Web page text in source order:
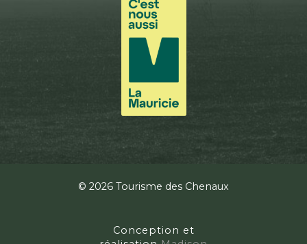
© 2026 Tourisme des Chenaux
Conception et